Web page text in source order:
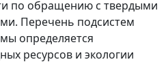
по обращению с твердыми
Перечень подсистем
определяется
ресурсов и экологии